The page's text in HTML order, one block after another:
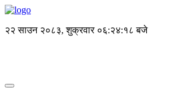
२२ साउन २०८३, शुक्रवार ०६:२४:१९ बजे